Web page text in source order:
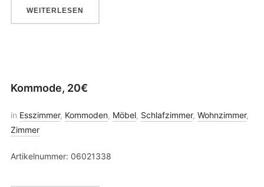
WEITERLESEN
Kommode, 20€
in Esszimmer, Kommoden, Möbel, Schlafzimmer, Wohnzimmer,
Zimmer
Artikelnummer: 06021338